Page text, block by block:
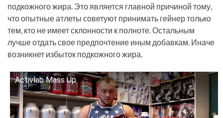
подкожного жира. Это является главной причиной тому,
что опытные атлеты советуют принимать гейнер только
тем, кто не имеет склонности к полноте. Остальным
лучше отдать свое предпочтение иным добавкам. Иначе
возникнет избыток подкожного жира.
Activlab Mass Up
Смотрите это видео на YouTube